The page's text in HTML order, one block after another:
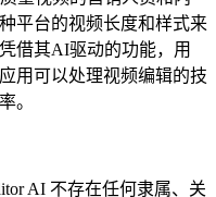
平台的视频长度和样式来
借其AI驱动的功能，用
用可以处理视频编辑的技
。
AI 不存在任何隶属、关